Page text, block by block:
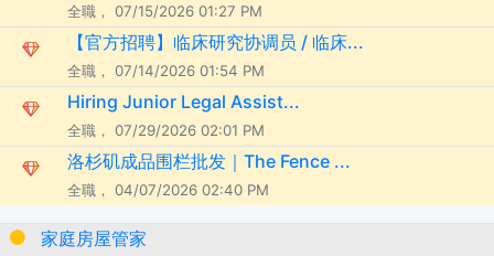
全職， 07/15/2026 01:27 PM
【官方招聘】临床研究协调员 / 临床...
全職， 07/14/2026 01:54 PM
Hiring Junior Legal Assist...
全職， 07/29/2026 02:01 PM
洛杉矶成品围栏批发｜The Fence ...
全職， 04/07/2026 02:40 PM
家庭房屋管家